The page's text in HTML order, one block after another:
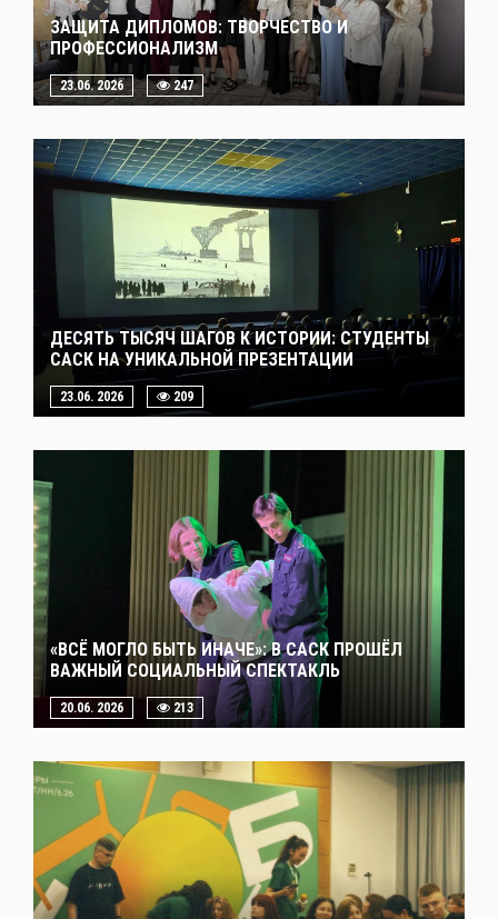
ЗАЩИТА ДИПЛОМОВ: ТВОРЧЕСТВО И
ПРОФЕССИОНАЛИЗМ
23.06. 2026 247
ДЕСЯТЬ ТЫСЯЧ ШАГОВ К ИСТОРИИ: СТУДЕНТЫ
САСК НА УНИКАЛЬНОЙ ПРЕЗЕНТАЦИИ
23.06. 2026 209
«ВСЁ МОГЛО БЫТЬ ИНАЧЕ»: В САСК ПРОШЁЛ
ВАЖНЫЙ СОЦИАЛЬНЫЙ СПЕКТАКЛЬ
20.06. 2026 213